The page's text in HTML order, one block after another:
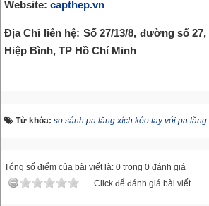
Website: capthep.vn
Địa Chỉ liên hệ: Số 27/13/8, đường số
Hiệp Bình, TP Hồ Chí Minh
Từ khóa: so sánh pa lăng xích kéo tay với pa lăng
Tổng số điểm của bài viết là: 0 trong 0 đánh giá
Click để đánh giá bài viết